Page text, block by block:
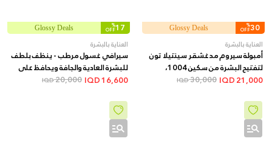
30
%
OFF
Glossy Deals
العناية بالبشرة
أمبولة سيروم مدغشقر سينتيلا تون
لتفتيح البشرة من سكين 1004،
100مل
21,000
30,000
IQD
17
%
OFF
Glossy Deals
العناية بالبشرة
سيرافي غسول مرطب - ينظف بلطف
للبشرة العادية والجافة ويحافظ على
ترطيبها, 236 مل
16,600
20,000
IQD